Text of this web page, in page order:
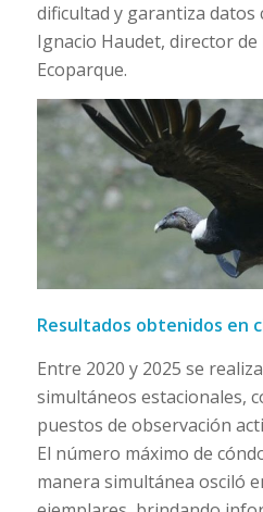
dificultad y garantiza datos
Ignacio Haudet, director de
Ecoparque.
Resultados obtenidos en
Entre 2020 y 2025 se
simultáneos estacionales,
puestos de observación
El número máximo de
manera simultánea osciló